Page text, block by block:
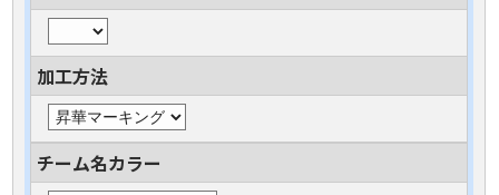
加工方法
チーム名カラー